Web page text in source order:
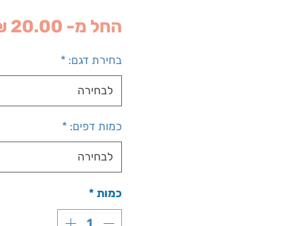
החל מ- 20.00 ₪
בחירת דגם: *
לבחירה
כמות דפים: *
לבחירה
כמות *